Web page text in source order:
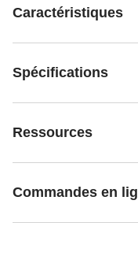
Caractéristiques
Spécifications
Ressources
Commandes en